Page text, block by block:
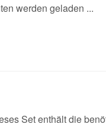
werden geladen ...
Set enthält die